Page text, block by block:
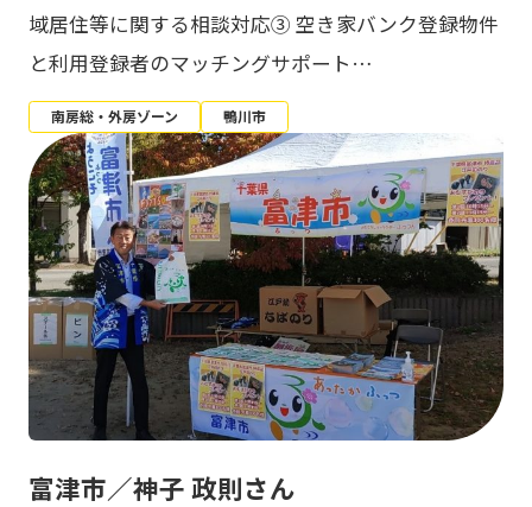
域居住等に関する相談対応③ 空き家バンク登録物件
と利用登録者のマッチングサポート…
南房総・外房ゾーン 鴨川市
富津市／神子 政則さん